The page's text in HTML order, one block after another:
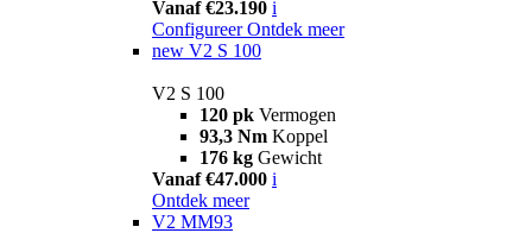
Vanaf €23.190 i
Configureer Ontdek meer
new V2 S 100
V2 S 100
120 pk Vermogen
93,3 Nm Koppel
176 kg Gewicht
Vanaf €47.000 i
Ontdek meer
V2 MM93